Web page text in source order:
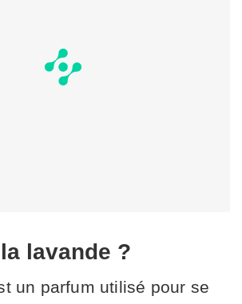
lavande ?
un parfum utilisé pour se